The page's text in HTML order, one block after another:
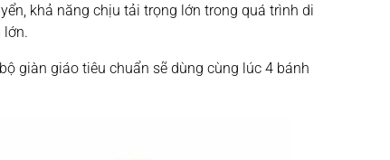
khả năng chịu tải trọng lớn trong quá trình di
giàn giáo tiêu chuẩn sẽ dùng cùng lúc 4 bánh